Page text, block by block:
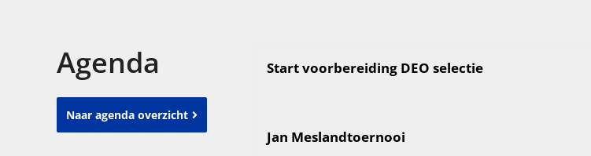
Agenda
Naar agenda overzicht
Start voorbereiding DEO selectie
Jan Meslandtoernooi